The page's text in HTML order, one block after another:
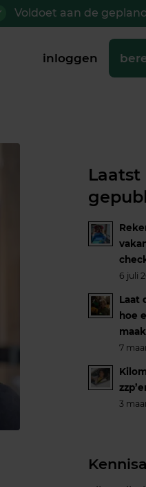
Voldoet aan de
inloggen
Laatst
6 juli
Laat
hoe
7
3